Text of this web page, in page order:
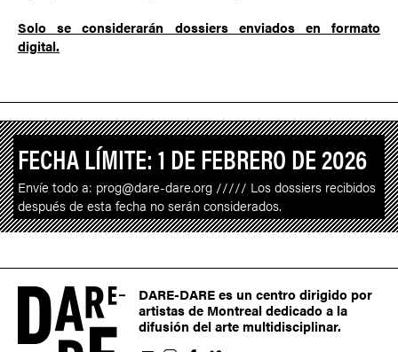
Solo se considerarán dossiers enviados en formato
digital.
FECHA LÍMITE: 1 DE FEBRERO DE 2026
Envíe todo a: prog@dare-dare.org ///// Los dossiers recibidos
después de esta fecha no serán considerados.
DARE-DARE es un centro dirigido por
artistas de Montreal dedicado a la
difusión del arte multidisciplinar.